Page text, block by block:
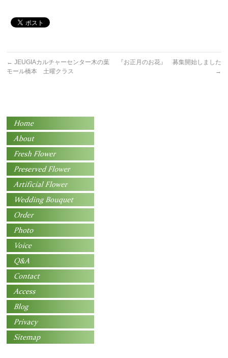
← JEUGIAカルチャーセンター木の葉
モール橋本 土曜クラス
『お正月のお花』 募集開始しました
→